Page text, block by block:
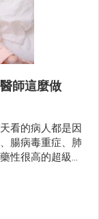
師這麼做
看的病人都是因
腸病毒重症、肺
性很高的超級細
我都開玩笑說：
抵抗力很差的早
怎麼做的呢？